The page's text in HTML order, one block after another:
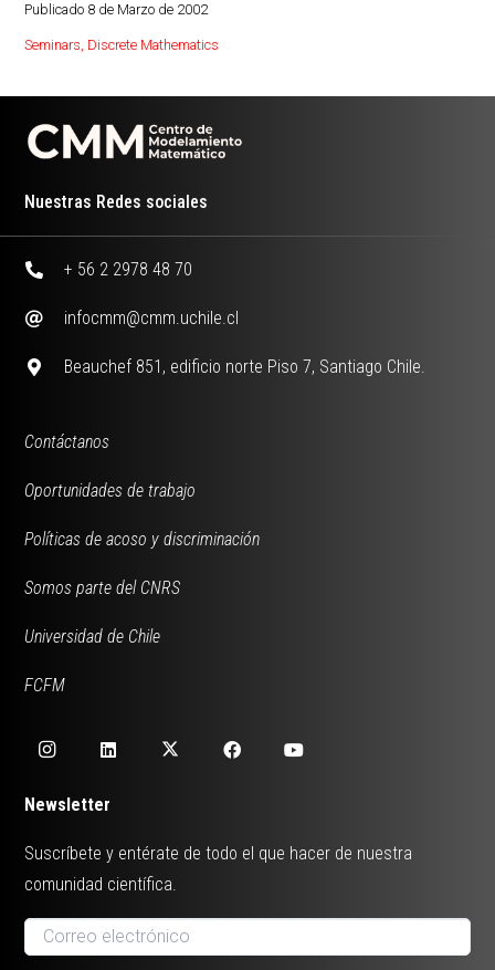
Publicado 8 de Marzo de 2002
Seminars, Discrete Mathematics
Nuestras Redes sociales
+ 56 2 2978 48 70
infocmm@cmm.uchile.cl
Beauchef 851, edificio norte Piso 7, Santiago Chile.
Contáctanos
Oportunidades de trabajo
Políticas de acoso y discriminación
Somos parte del CNRS
Universidad de Chile
FCFM
Newsletter
Suscríbete y entérate de todo el que hacer de nuestra
comunidad científica.